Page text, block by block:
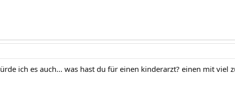
ich es auch... was hast du für einen kinderarzt? einen mit viel